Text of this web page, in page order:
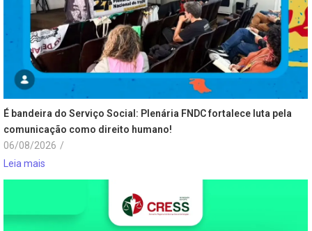
É bandeira do Serviço Social: Plenária FNDC fortalece luta pela
comunicação como direito humano!
06/08/2026 /
Leia mais